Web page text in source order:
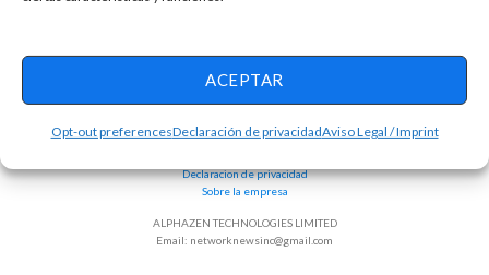
ACEPTAR
Opt-out preferencesDeclaración de privacidadAviso Legal / Imprint
Política de Privacidad
Declaracion de privacidad
Sobre la empresa
ALPHAZEN TECHNOLOGIES LIMITED
Email: networknewsinc@gmail.com